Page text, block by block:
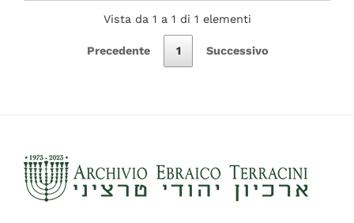
Vista da 1 a 1 di 1 elementi
Precedente 1 Successivo